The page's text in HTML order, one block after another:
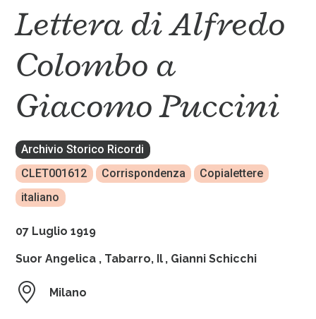
Lettera di Alfredo
Colombo a
Giacomo Puccini
Archivio Storico Ricordi
CLET001612
Corrispondenza
Copialettere
italiano
07 Luglio 1919
Suor Angelica , Tabarro, Il , Gianni Schicchi
Milano